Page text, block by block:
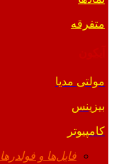
متفرقه
مولتی مدیا
بیزینس
کامپیوتر
فایل‌ها و فولدرها